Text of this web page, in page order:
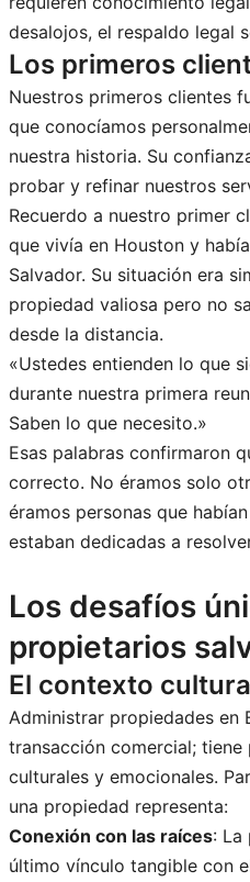
desalojos, el respaldo legal
Los primeros
Nuestros primeros clientes
que conocíamos
nuestra historia. Su
probar y refinar nuestros
Recuerdo a nuestro primer
que vivía en Houston y
Salvador. Su situación era
propiedad valiosa pero no
desde la distancia.
«Ustedes entienden lo que
durante nuestra primera
Saben lo que necesito.»
Esas palabras confirmaron
correcto. No éramos solo
éramos personas que
estaban dedicadas a
Los desafíos
propietarios
El contexto
Administrar propiedades en
transacción comercial;
culturales y emocionales.
una propiedad representa:
Conexión con las raíces: La
último vínculo tangible con